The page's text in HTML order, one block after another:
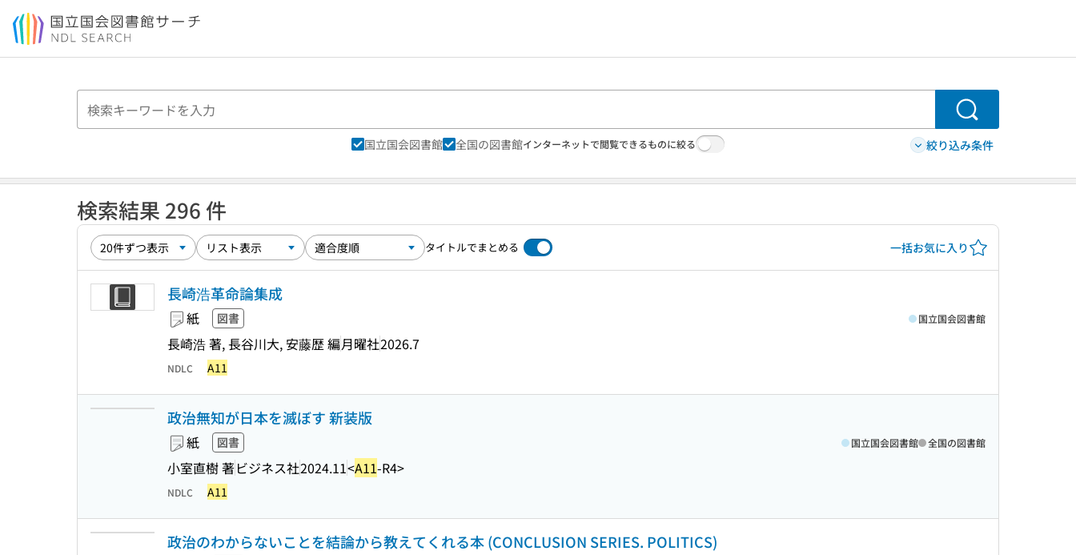
本文へ移動
検索
国立国会図書館 全国の図書館インターネットで閲覧できるものに絞る 絞り込み条件
検索結果 296 件
タイトルでまとめる 一括お気に入り
長崎浩革命論集成
紙 図書
長崎浩 著, 長谷川大, 安藤歴 編月曜社2026.7
国立国会図書館
NDLC A11
政治無知が日本を滅ぼす 新装版
紙 図書
小室直樹 著ビジネス社2024.11<A11-R4>
国立国会図書館 全国の図書館
NDLC A11
政治のわからないことを結論から教えてくれる本 (CONCLUSION SERIES. POLITICS)